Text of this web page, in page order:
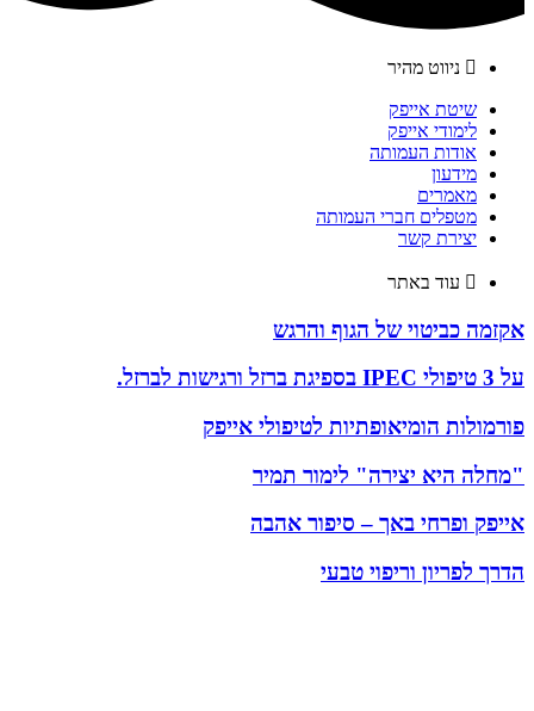
ניווט מהיר
שיטת אייפק
לימודי אייפק
אודות העמותה
מידעון
מאמרים
מטפלים חברי העמותה
יצירת קשר
עוד באתר
אקזמה כביטוי של הגוף והרגש
על 3 טיפולי IPEC בספיגת ברזל ורגישות לברזל.
פורמולות הומיאופתיות לטיפולי אייפק
"מחלה היא יצירה" לימור תמיר
אייפק ופרחי באך – סיפור אהבה
הדרך לפריון וריפוי טבעי